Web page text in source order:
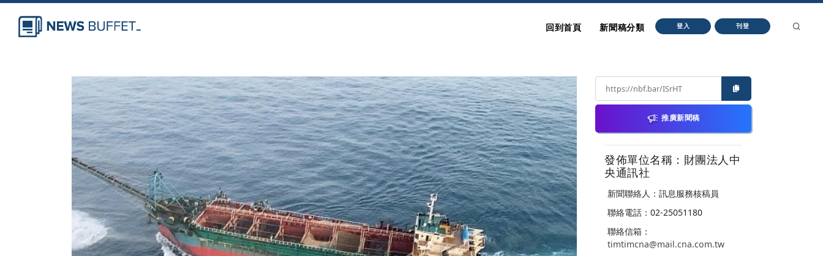
回到首頁 新聞稿分類 登入 刊登
推廣新聞稿
發佈單位名稱：財團法人中
央通訊社
新聞聯絡人：訊息服務核稿員
聯絡電話：02-25051180
聯絡信箱：
timtimcna@mail.cna.com.tw